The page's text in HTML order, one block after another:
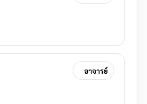
อาจารย์